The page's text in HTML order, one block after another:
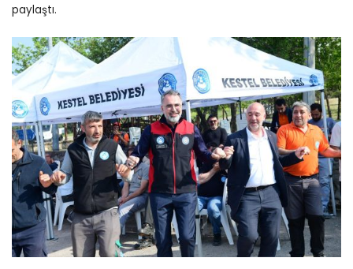
paylaştı.